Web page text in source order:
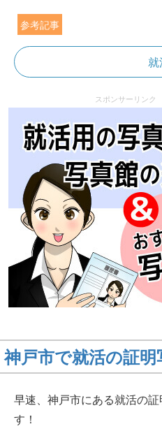
参考記事
就
スポンサーリンク
神戸市で就活の証
早速、神戸市にある就活の
す！